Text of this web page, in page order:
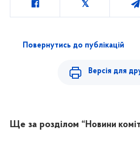
Повернутись до публікацій
Версія для
Ще за розділом “Новини